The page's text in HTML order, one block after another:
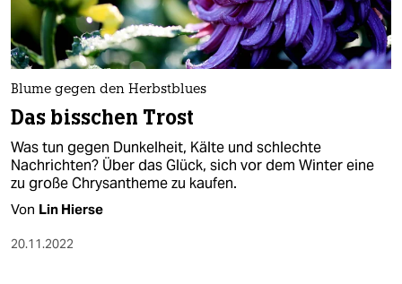
Blume gegen den Herbstblues
Das bisschen Trost
Was tun gegen Dunkelheit, Kälte und schlechte
Nachrichten? Über das Glück, sich vor dem Winter eine
zu große Chrysantheme zu kaufen.
Von Lin Hierse
20.11.2022